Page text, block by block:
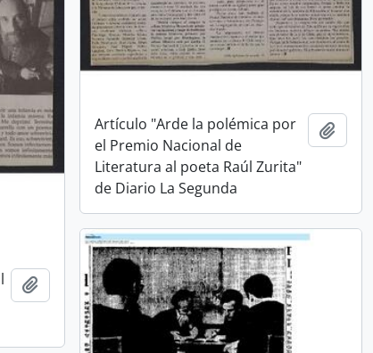
Artículo "Arde la polémica por
el Premio Nacional de
Literatura al poeta Raúl Zurita"
de Diario La Segunda
Añadir al portapapeles